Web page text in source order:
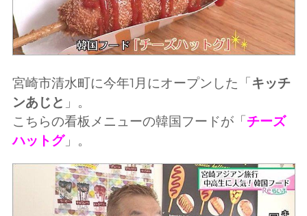
宮崎市清水町に今年1月にオープンした「キッチ
ンあじと 」。
こちらの看板メニューの韓国フードが「チーズ
ハットグ」。